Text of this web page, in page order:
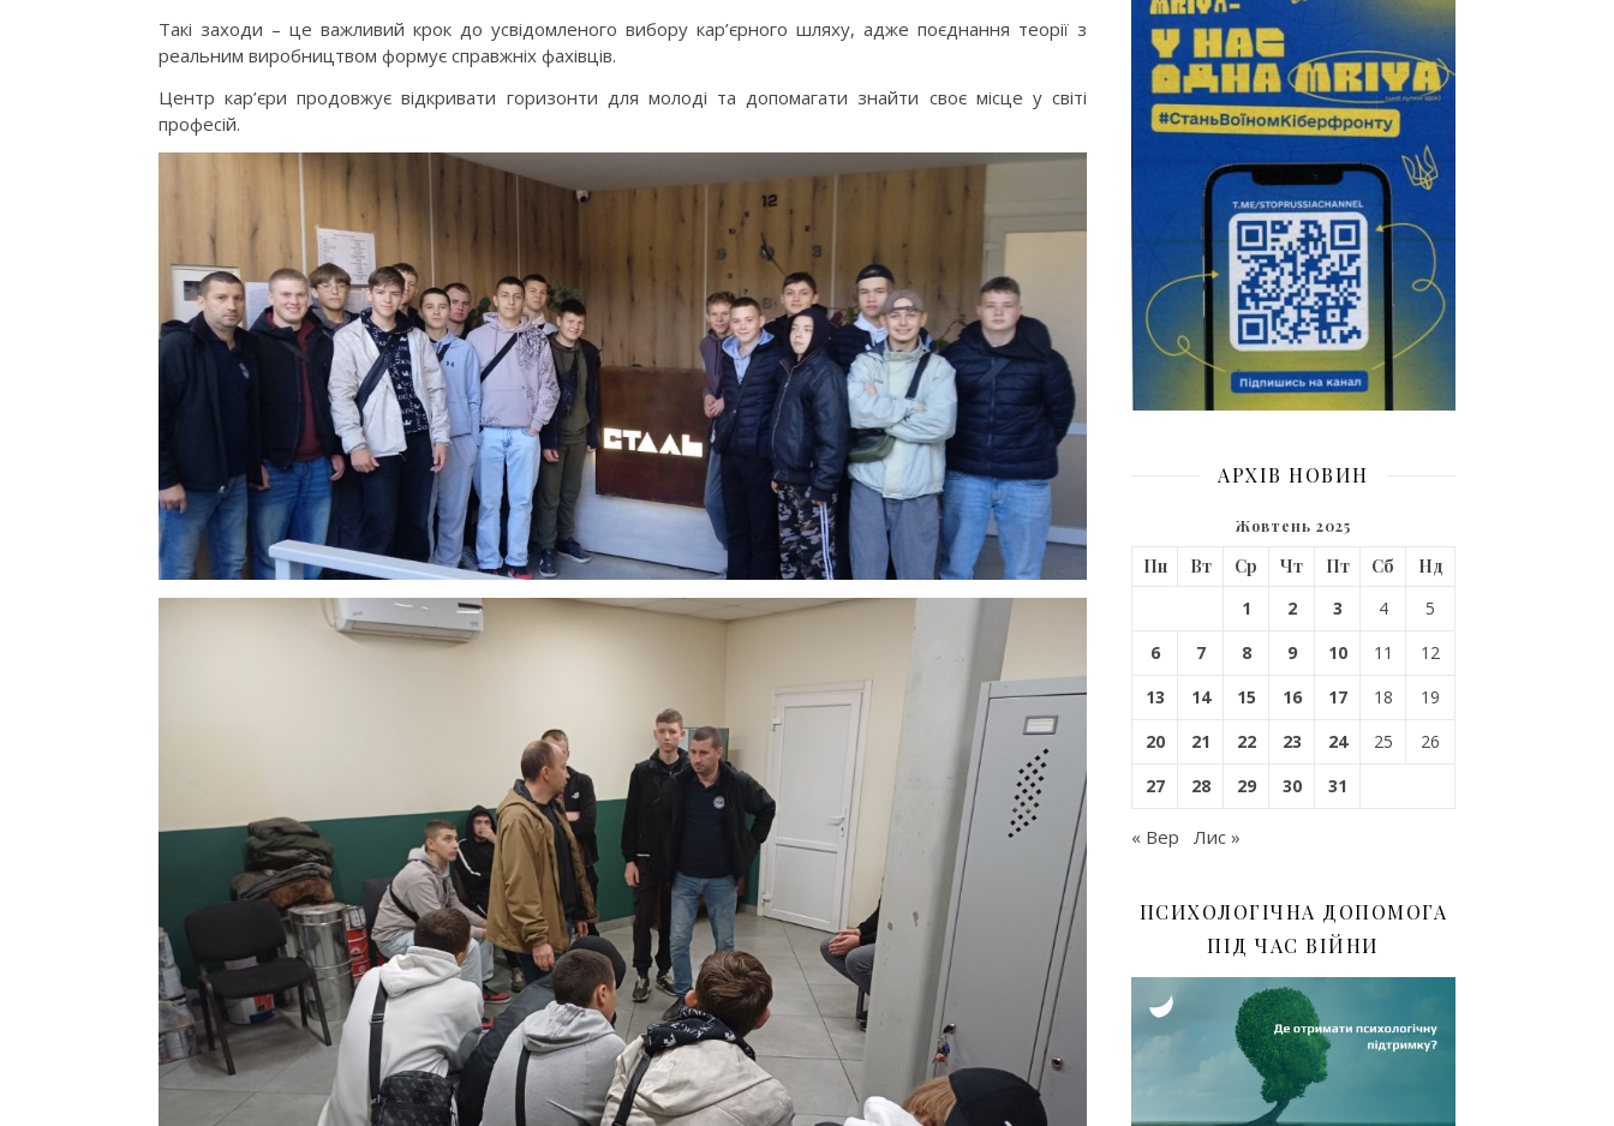
Такі заходи – це важливий крок до усвідомленого вибору кар’єрного шляху, адже поєднання теорії з
реальним виробництвом формує справжніх фахівців.
Центр кар’єри продовжує відкривати горизонти для молоді та допомагати знайти своє місце у світі
професій.
АРХІВ НОВИН
Жовтень 2025
Пн Вт Ср Чт Пт Сб
Нд
1
2 3 4
5
6
7 8 9 10 11
12
13
14 15 16 17 18
19
20
21 22 23 24 25
26
27
28 29 30 31
« Вер Лис »
ПСИХОЛОГІЧНА ДОПОМОГА
ПІД ЧАС ВІЙНИ